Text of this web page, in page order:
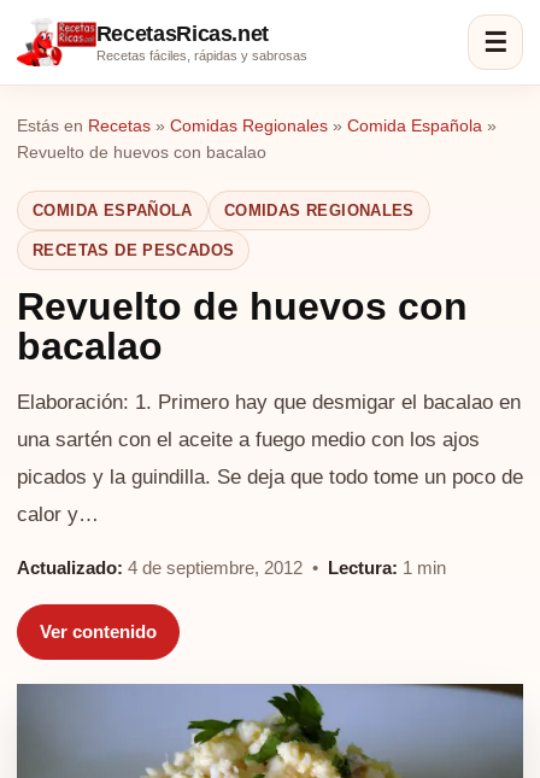
RecetasRicas.net
Recetas fáciles, rápidas y sabrosas ☰
Estás en Recetas » Comidas Regionales » Comida Española »
Revuelto de huevos con bacalao
COMIDA ESPAÑOLA COMIDAS REGIONALES
RECETAS DE PESCADOS
Revuelto de huevos con
bacalao
Elaboración: 1. Primero hay que desmigar el bacalao en
una sartén con el aceite a fuego medio con los ajos
picados y la guindilla. Se deja que todo tome un poco de
calor y…
Actualizado: 4 de septiembre, 2012 • Lectura: 1 min
Ver contenido